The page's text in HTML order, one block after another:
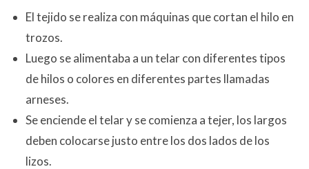
El tejido se realiza con máquinas que cortan el hilo en
trozos.
Luego se alimentaba a un telar con diferentes tipos
de hilos o colores en diferentes partes llamadas
arneses.
Se enciende el telar y se comienza a tejer, los largos
deben colocarse justo entre los dos lados de los
lizos.